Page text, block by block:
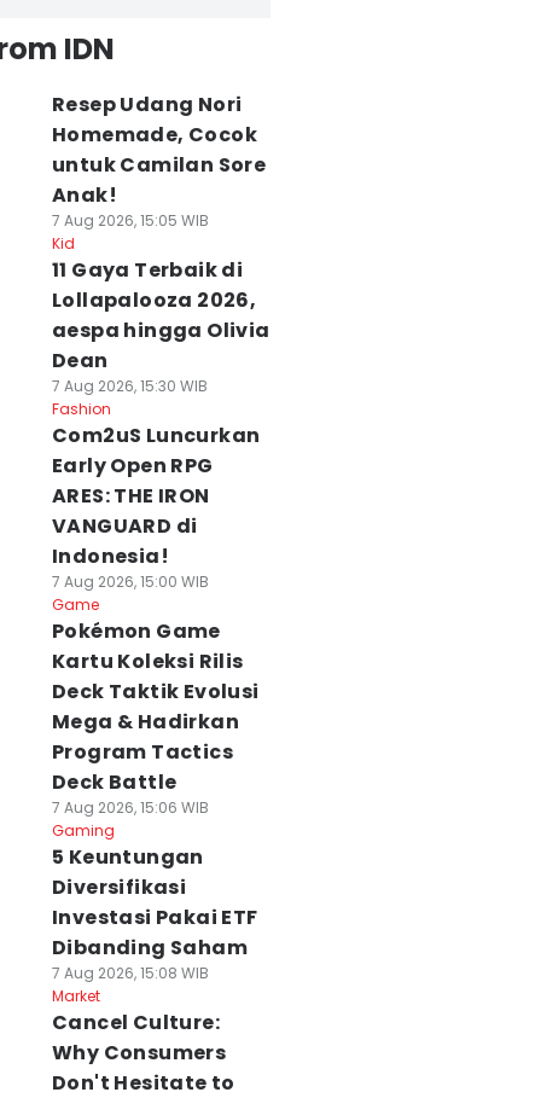
IDN
Resep Udang Nori
Homemade, Cocok
untuk Camilan Sore
Anak!
7 Aug 2026, 15:05 WIB
Kid
11 Gaya Terbaik di
Lollapalooza 2026,
aespa hingga Olivia
Dean
7 Aug 2026, 15:30 WIB
Fashion
Com2uS Luncurkan
Early Open RPG
ARES: THE IRON
VANGUARD di
Indonesia!
7 Aug 2026, 15:00 WIB
Game
Pokémon Game
Kartu Koleksi Rilis
Deck Taktik Evolusi
Mega & Hadirkan
Program Tactics
Deck Battle
7 Aug 2026, 15:06 WIB
Gaming
5 Keuntungan
Diversifikasi
Investasi Pakai ETF
Dibanding Saham
7 Aug 2026, 15:08 WIB
Market
Cancel Culture:
Why Consumers
Don't Hesitate to